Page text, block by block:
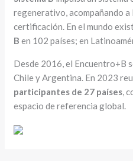
regenerativo, acompañando a
certificación. En el mundo
B en 102 países; en
Desde 2016, el Encuentro+B
Chile y Argentina. En 2023
participantes de 27 países,
espacio de referencia global.